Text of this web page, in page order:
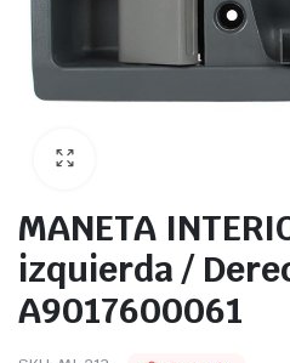
MANETA
izquierda /
A9017600061